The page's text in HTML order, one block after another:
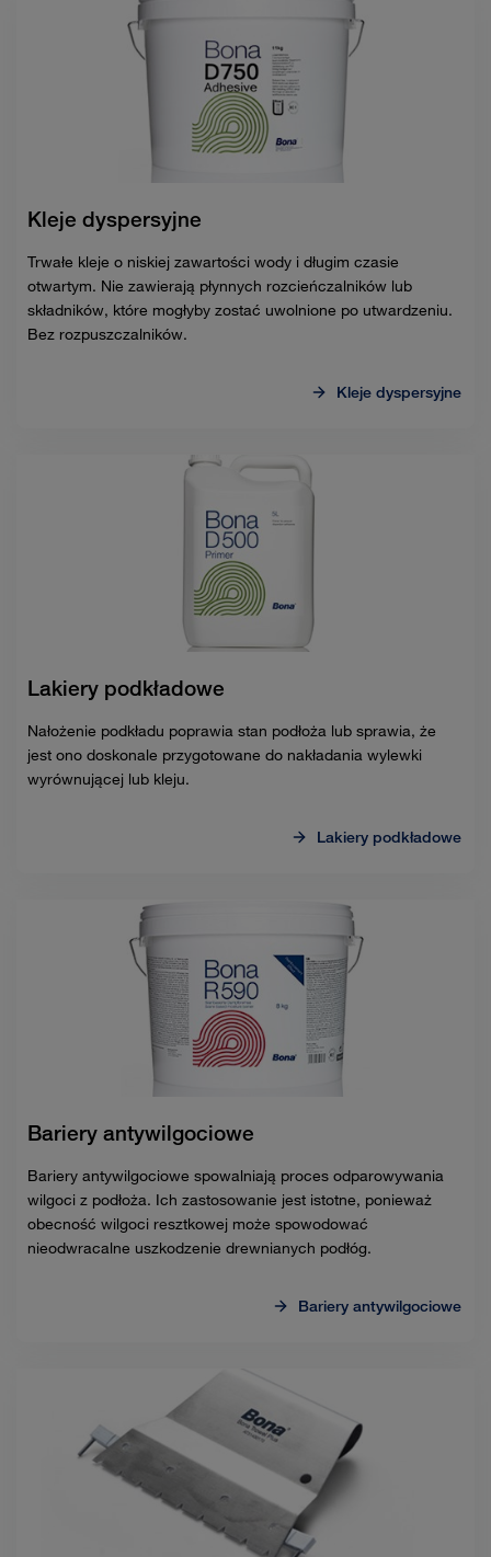
Kleje dyspersyjne
Trwałe kleje o niskiej zawartości wody i długim czasie
otwartym. Nie zawierają płynnych rozcieńczalników lub
składników, które mogłyby zostać uwolnione po utwardzeniu.
Bez rozpuszczalników.
Kleje dyspersyjne
Lakiery podkładowe
Nałożenie podkładu poprawia stan podłoża lub sprawia, że
jest ono doskonale przygotowane do nakładania wylewki
wyrównującej lub kleju.
Lakiery podkładowe
Bariery antywilgociowe
Bariery antywilgociowe spowalniają proces odparowywania
wilgoci z podłoża. Ich zastosowanie jest istotne, ponieważ
obecność wilgoci resztkowej może spowodować
nieodwracalne uszkodzenie drewnianych podłóg.
Bariery antywilgociowe